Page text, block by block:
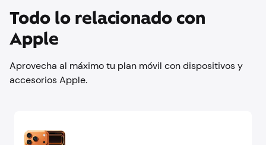
Todo lo relacionado con
Apple
Aprovecha al máximo tu plan móvil con dispositivos y
accesorios Apple.